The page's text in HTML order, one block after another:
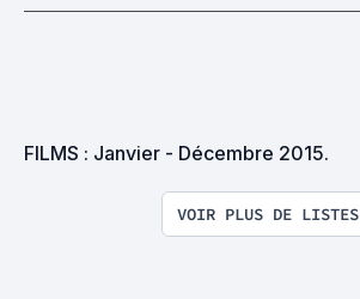
FILMS : Janvier - Décembre 2015.
VOIR PLUS DE LISTES